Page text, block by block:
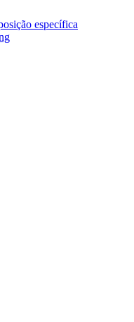
específica